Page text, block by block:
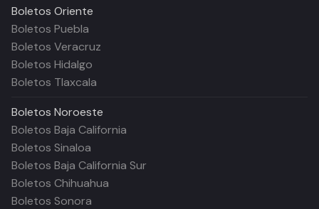
Boletos Oriente
Boletos Puebla
Boletos Veracruz
Boletos Hidalgo
Boletos Tlaxcala
Boletos Noroeste
Boletos Baja California
Boletos Sinaloa
Boletos Baja California Sur
Boletos Chihuahua
Boletos Sonora